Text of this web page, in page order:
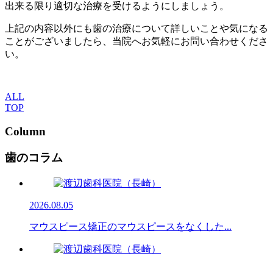
出来る限り適切な治療を受けるようにしましょう。
上記の内容以外にも歯の治療について詳しいことや気になる
ことがございましたら、当院へお気軽にお問い合わせくださ
い。
ALL
TOP
Column
歯のコラム
2026.08.05
マウスピース矯正のマウスピースをなくした...